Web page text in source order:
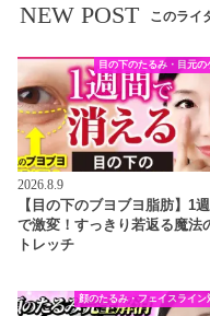
NEW POST このライ
目の下のたるみ・目元の
2026.8.9
【目の下のブヨブヨ脂肪】1
で激変！すっきり若返る魔法
トレッチ
顔のたるみ・フェイスライン